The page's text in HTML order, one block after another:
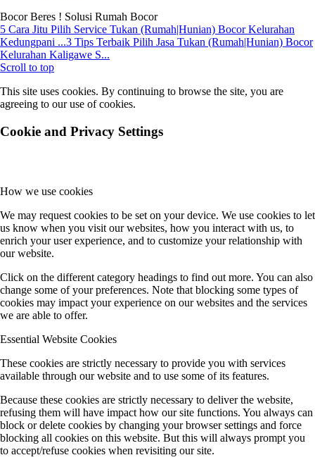
Bocor Beres ! Solusi Rumah Bocor
5 Cara Jitu Pilih Service Tukan (Rumah|Hunian) Bocor Kelurahan
Kedungpani ...3 Tips Terbaik Pilih Jasa Tukan (Rumah|Hunian) Bocor
Kelurahan Kaligawe S...
Scroll to top
This site uses cookies. By continuing to browse the site, you are
agreeing to our use of cookies.
Cookie and Privacy Settings
How we use cookies
We may request cookies to be set on your device. We use cookies to let
us know when you visit our websites, how you interact with us, to
enrich your user experience, and to customize your relationship with
our website.
Click on the different category headings to find out more. You can also
change some of your preferences. Note that blocking some types of
cookies may impact your experience on our websites and the services
we are able to offer.
Essential Website Cookies
These cookies are strictly necessary to provide you with services
available through our website and to use some of its features.
Because these cookies are strictly necessary to deliver the website,
refusing them will have impact how our site functions. You always can
block or delete cookies by changing your browser settings and force
blocking all cookies on this website. But this will always prompt you
to accept/refuse cookies when revisiting our site.